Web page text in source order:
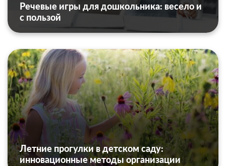
Речевые игры для дошкольника: весело и
с пользой
Летние прогулки в детском саду:
инновационные методы организации